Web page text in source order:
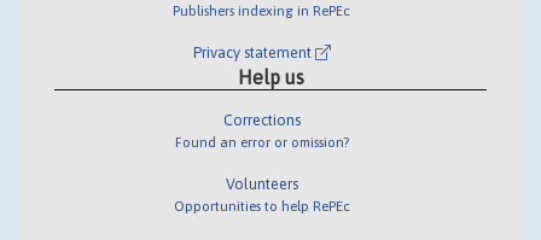
Publishers indexing in RePEc
Privacy statement
Help us
Corrections
Found an error or omission?
Volunteers
Opportunities to help RePEc